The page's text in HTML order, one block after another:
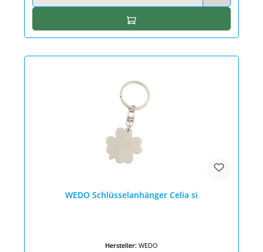
In den Warenkorb
WEDO Schlüsselanhänger Celia si
Hersteller: WEDO